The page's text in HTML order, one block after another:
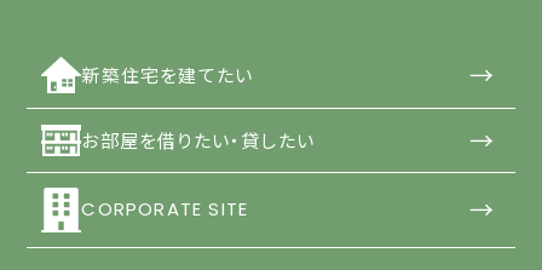
新築住宅を建てたい →
お部屋を借りたい・貸したい →
CORPORATE SITE →